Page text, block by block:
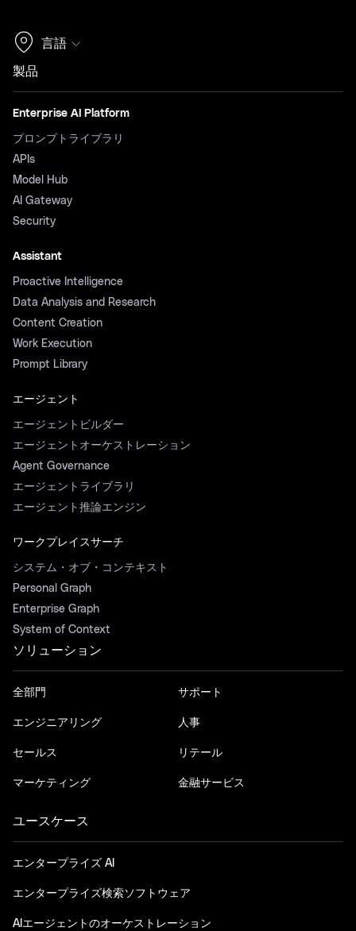
言語
製品
Enterprise AI Platform
プロンプトライブラリ
APIs
Model Hub
AI Gateway
Security
Assistant
Proactive Intelligence
Data Analysis and Research
Content Creation
Work Execution
Prompt Library
エージェント
エージェントビルダー
エージェントオーケストレーション
Agent Governance
エージェントライブラリ
エージェント推論エンジン
ワークプレイスサーチ
システム・オブ・コンテキスト
Personal Graph
Enterprise Graph
System of Context
ソリューション
全部門
エンジニアリング
セールス
マーケティング
サポート
人事
リテール
金融サービス
ユースケース
エンタープライズ AI
エンタープライズ検索ソフトウェア
AIエージェントのオーケストレーション